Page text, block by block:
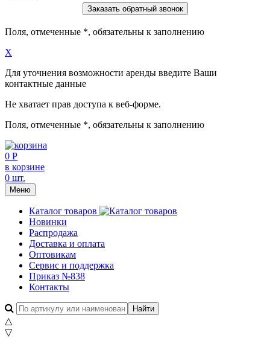
Поля, отмеченные *, обязательны к заполнению
X
Для уточнения возможности аренды введите Ваши
контактные данные
Не хватает прав доступа к веб-форме.
Поля, отмеченные *, обязательны к заполнению
0 Р
в корзине
0 шт.
Меню
Каталог товаров
Новинки
Распродажа
Доставка и оплата
Оптовикам
Сервис и поддержка
Приказ №838
Контакты
△
▽